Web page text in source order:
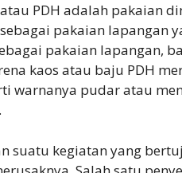
atau PDH adalah pakaian
pakaian lapangan
pakaian lapangan,
kaos atau baju PDH
warnanya pudar atau
suatu kegiatan yang